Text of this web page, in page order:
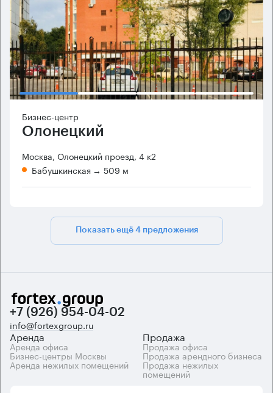
Бизнес-центр
Олонецкий
Москва, Олонецкий проезд, 4 к2
Бабушкинская → 509 м
Показать ещё 4 предложения
+7 (926) 954-04-02
info@fortexgroup.ru
Аренда
Аренда офиса
Бизнес-центры Москвы
Аренда нежилых помещений
Продажа
Продажа офиса
Продажа арендного бизнеса
Продажа нежилых
помещений